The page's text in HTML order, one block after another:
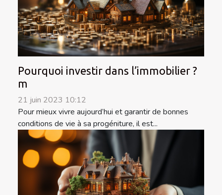
Pourquoi investir dans l’immobilier ?
m
21 juin 2023 10:12
Pour mieux vivre aujourd’hui et garantir de bonnes
conditions de vie à sa progéniture, il est...